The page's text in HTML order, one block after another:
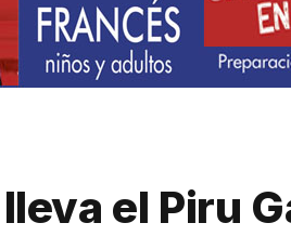
el Piru